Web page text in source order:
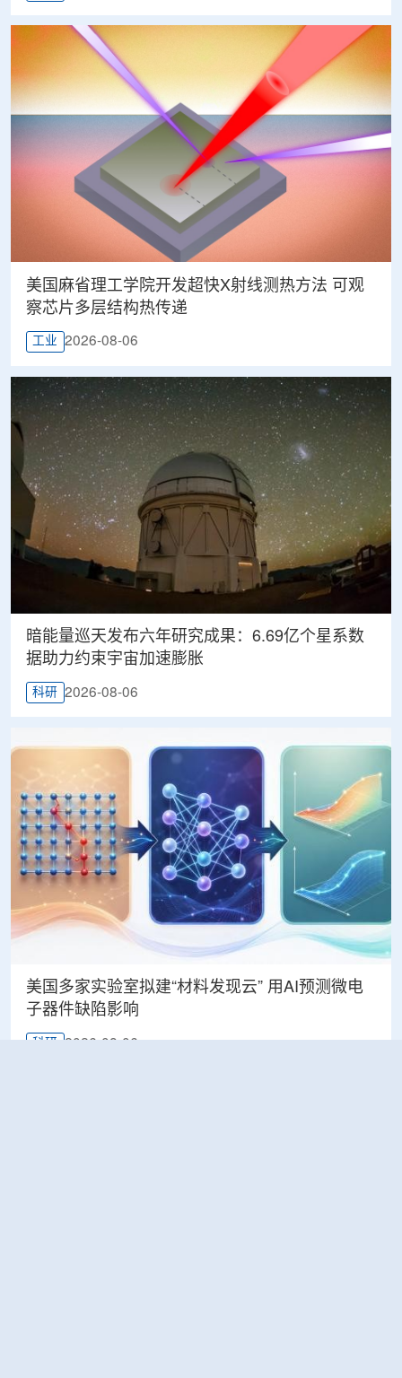
美国麻省理工学院开发超快X射线测热方法 可观
察芯片多层结构热传递
工业 2026-08-06
暗能量巡天发布六年研究成果：6.69亿个星系数
据助力约束宇宙加速膨胀
科研 2026-08-06
美国多家实验室拟建“材料发现云” 用AI预测微电
子器件缺陷影响
科研 2026-08-06